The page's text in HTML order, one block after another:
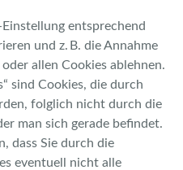
entsprechend
und z. B. die Annahme
allen Cookies ablehnen.
sind Cookies, die durch
folglich nicht durch die
man sich gerade befindet.
dass Sie durch die
eventuell nicht alle